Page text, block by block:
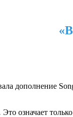
дополнение
означает